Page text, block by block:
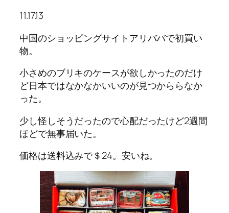
11.17.13
中国のショッピングサイトアリババで初買い
物。
小さめのブリキのケースが欲しかったのだけ
ど日本ではなかなかいいのが見つかららなか
った。
少し怪しそうだったので心配だったけど2週間
ほどで無事届いた。
価格は送料込みで＄24。安いね。